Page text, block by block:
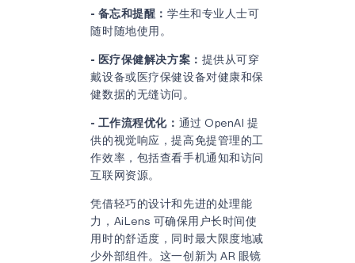
- 备忘和提醒： 学生和专业人士可
随时随地使用。
- 医疗保健解决方案： 提供从可穿
戴设备或医疗保健设备对健康和保
健数据的无缝访问。
- 工作流程优化： 通过 OpenAI 提
供的视觉响应，提高免提管理的工
作效率，包括查看手机通知和访问
互联网资源。
凭借轻巧的设计和先进的处理能
力，AiLens 可确保用户长时间使
用时的舒适度，同时最大限度地减
少外部组件。这一创新为 AR 眼镜